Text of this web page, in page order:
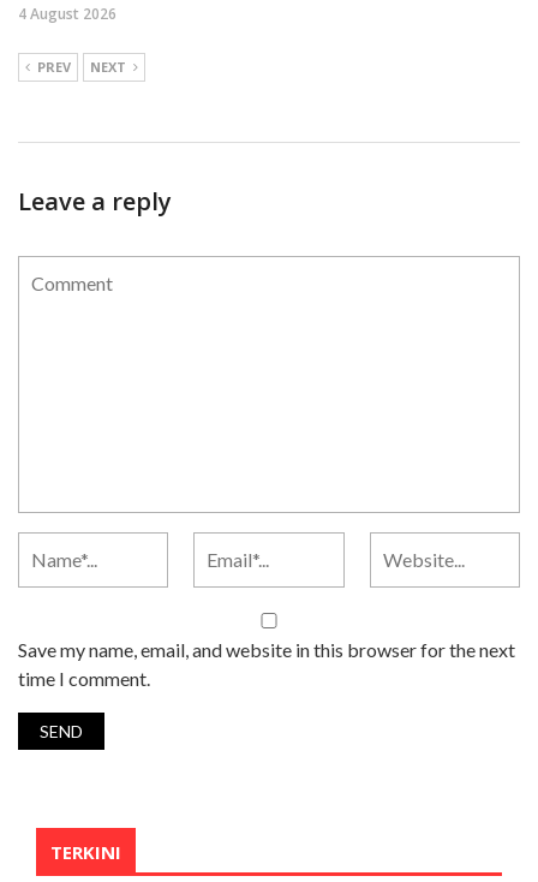
4 August 2026
PREV NEXT
Leave a reply
Save my name, email, and website in this browser for the next
time I comment.
TERKINI